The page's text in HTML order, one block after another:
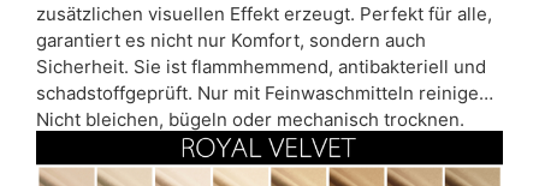
zusätzlichen visuellen Effekt erzeugt. Perfekt für alle,
garantiert es nicht nur Komfort, sondern auch
Sicherheit. Sie ist flammhemmend, antibakteriell und
schadstoffgeprüft. Nur mit Feinwaschmitteln reinigen.
Nicht bleichen, bügeln oder mechanisch trocknen.